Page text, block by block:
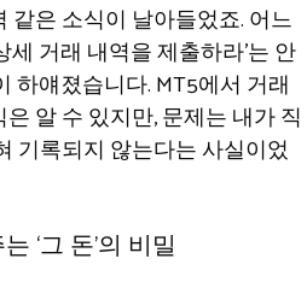
같은 소식이 날아들었죠. 어느
거래 내역을 제출하라’는 안
하얘졌습니다. MT5에서 거래
알 수 있지만, 문제는 내가 직
기록되지 않는다는 사실이었
‘그 돈’의 비밀